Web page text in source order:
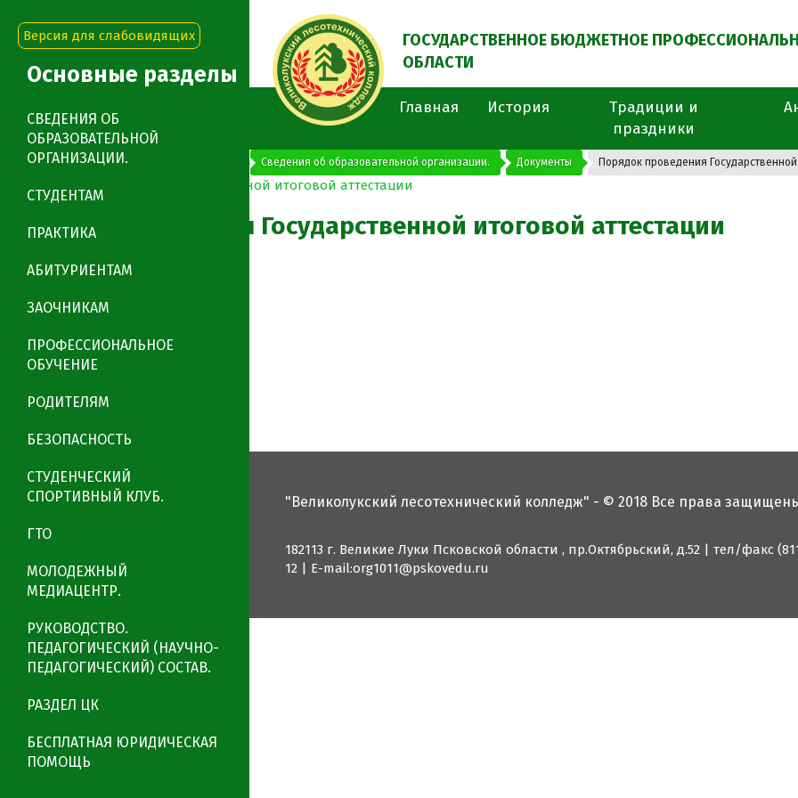
ГОСУДАРСТВЕННОЕ БЮДЖЕТНОЕ
ОБЛАСТИ
Главная История
Традиции и
праздники
Версия для слабовидящих
Основные разделы
СВЕДЕНИЯ ОБ
ОБРАЗОВАТЕЛЬНОЙ
ОРГАНИЗАЦИИ.
СТУДЕНТАМ
ПРАКТИКА
АБИТУРИЕНТАМ
ЗАОЧНИКАМ
ПРОФЕССИОНАЛЬНОЕ
ОБУЧЕНИЕ
РОДИТЕЛЯМ
БЕЗОПАСНОСТЬ
СТУДЕНЧЕСКИЙ
СПОРТИВНЫЙ КЛУБ.
ГТО
МОЛОДЕЖНЫЙ
МЕДИАЦЕНТР.
РУКОВОДСТВО.
ПЕДАГОГИЧЕСКИЙ (НАУЧНО-
ПЕДАГОГИЧЕСКИЙ) СОСТАВ.
РАЗДЕЛ ЦК
БЕСПЛАТНАЯ ЮРИДИЧЕСКАЯ
ПОМОЩЬ
"Великолукский лесотехнический колледж" Сведения об образовательной организации. Документы Порядок проведения Государственной
Порядок проведения Государственной итоговой аттестации
"Великолукский лесотехнический колледж" - © 2018 Все права
182113 г. Великие Луки Псковской области , пр.Октябрьский, д.52 | тел/факс
12 | E-mail:org1011@pskovedu.ru